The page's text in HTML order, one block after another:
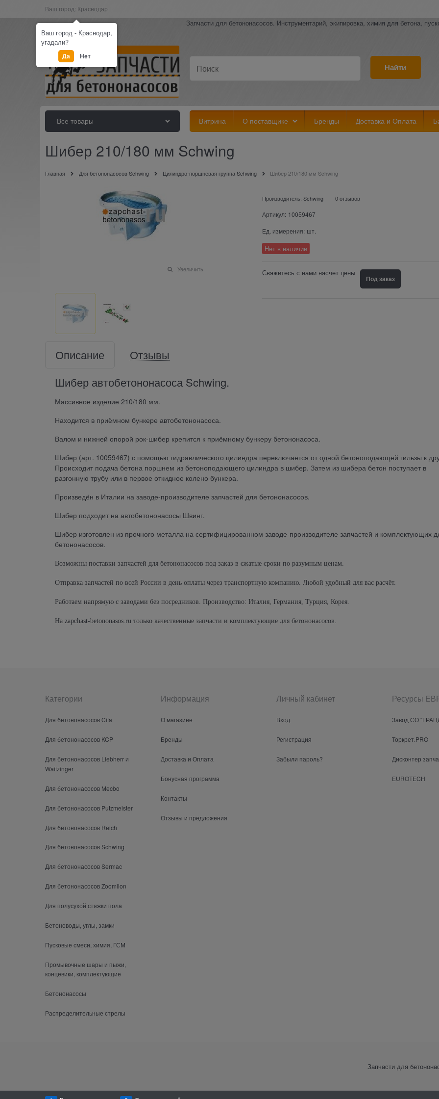
Ваш город: Краснодар
Запчасти для бетононасосов. Инструментарий, экипировка, химия для бетона,
Найти
Все товары Витрина О поставщике Бренды Доставка и Оплата
Шибер 210/180 мм Schwing
Главная Для бетононасосов Schwing Цилиндро-поршневая группа Schwing Шибер 210/180 мм Schwing
Увеличить
Производитель: Schwing 0 отзывов
Артикул: 10059467
Ед. измерения: шт.
Нет в наличии
Свяжитесь с нами насчет цены
Под заказ
Описание
Отзывы
Шибер автобетононасоса Schwing.
Массивное изделие 210/180 мм.
Находится в приёмном бункере автобетононасоса.
Валом и нижней опорой рок-шибер крепится к приёмному бункеру бетононасоса.
Шибер (арт. 10059467) с помощью гидравлического цилиндра переключается от одной бетоноподающей гильзы к
Происходит подача бетона поршнем из бетоноподающего цилиндра в шибер. Затем из шибера бетон поступает в
разгонную трубу или в первое откидное колено бункера.
Произведён в Италии на заводе-производителе запчастей для бетононасосов.
Шибер подходит на автобетононасосы Швинг.
Шибер изготовлен из прочного металла на сертифицированном заводе-производителе запчастей и комплектующих
бетононасосов.
Возможны поставки запчастей для бетононасосов под заказ в сжатые сроки по разумным ценам.
Отправка запчастей по всей России в день оплаты через транспортную компанию. Любой удобный для вас расчёт.
Работаем напрямую с заводами без посредников. Производство: Италия, Германия, Турция, Корея.
На zapchast-betononasos.ru только качественные запчасти и комплектующие для бетононасосов.
Категории
Для бетононасосов Cifa
Для бетононасосов KCP
Для бетононасосов Liebherr и
Waitzinger
Для бетононасосов Mecbo
Для бетононасосов Putzmeister
Для бетононасосов Reich
Для бетононасосов Schwing
Для бетононасосов Sermac
Для бетононасосов Zoomlion
Для полусухой стяжки пола
Бетоноводы, углы, замки
Пусковые смеси, химия, ГСМ
Промывочные шары и пыжи,
концевики, комплектующие
Бетононасосы
Распределительные стрелы
Информация
О магазине
Бренды
Доставка и Оплата
Бонусная программа
Контакты
Отзывы и предложения
Личный кабинет
Вход
Регистрация
Забыли пароль?
Ресурсы
Завод СО
Торкрет.PRO
Дисконтер
EUROTECH
Запчасти для
Ваш город - Краснодар,
угадали?
Да Нет